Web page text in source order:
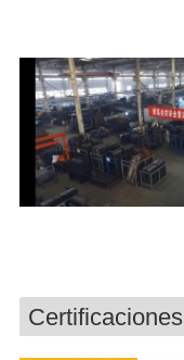
Certificaciones